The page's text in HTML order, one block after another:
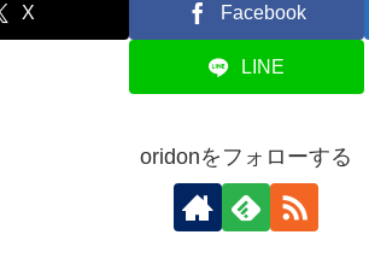
X Facebook
LINE
oridonをフォローする